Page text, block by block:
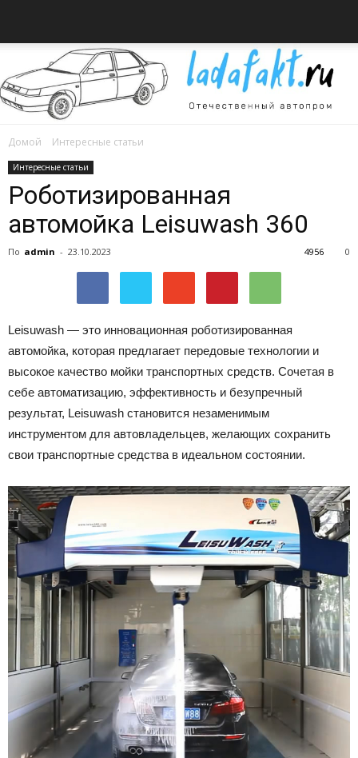
об
автомобилях
Лада
Домой Интересные статьи
Интересные статьи
Роботизированная
автомойка Leisuwash 360
По admin - 23.10.2023 0
4956
Leisuwash — это инновационная роботизированная
автомойка, которая предлагает передовые технологии и
высокое качество мойки транспортных средств. Сочетая в
себе автоматизацию, эффективность и безупречный
результат, Leisuwash становится незаменимым
инструментом для автовладельцев, желающих сохранить
свои транспортные средства в идеальном состоянии.